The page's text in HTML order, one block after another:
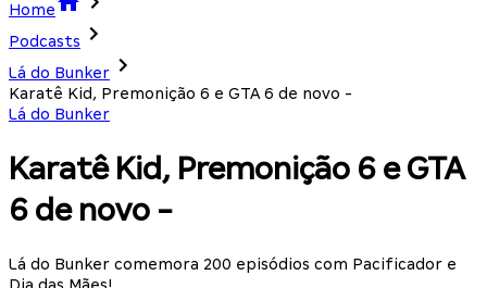
Home
Podcasts
Lá do Bunker
Karatê Kid, Premonição 6 e GTA 6 de novo -
Lá do Bunker
Karatê Kid, Premonição 6 e GTA
6 de novo -
Lá do Bunker comemora 200 episódios com Pacificador e